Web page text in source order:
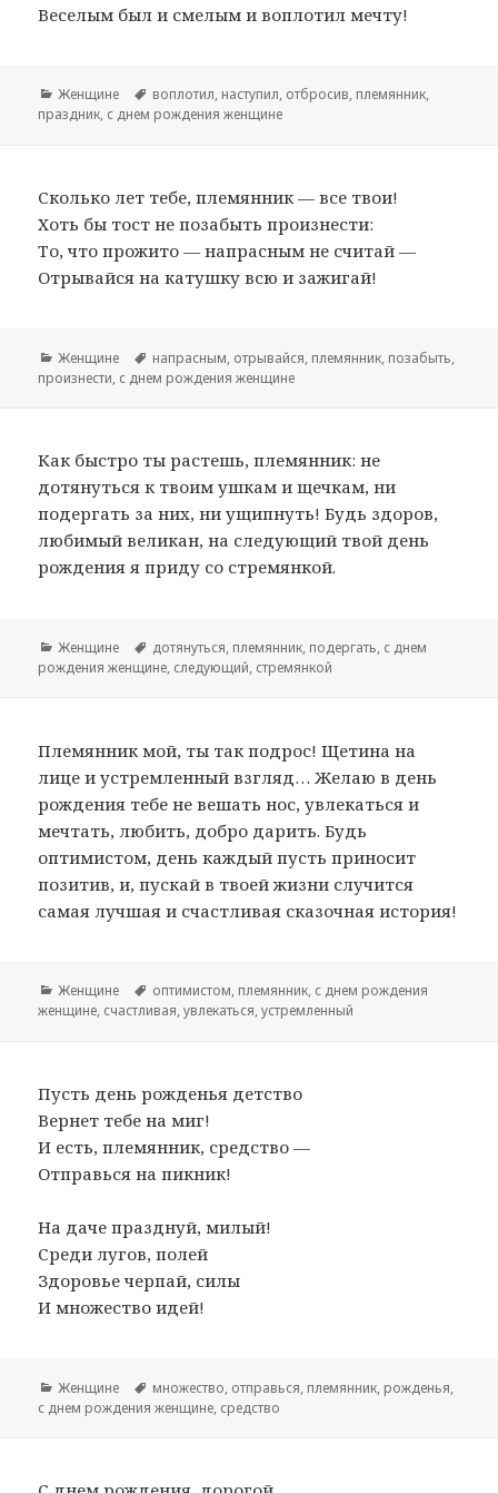
Веселым был и смелым и воплотил мечту!
Рубрики
Женщине Метки
воплотил, наступил, отбросив, племянник,
праздник, с днем рождения женщине
Сколько лет тебе, племянник — все твои!
Хоть бы тост не позабыть произнести:
То, что прожито — напрасным не считай —
Отрывайся на катушку всю и зажигай!
Рубрики
Женщине Метки
напрасным, отрывайся, племянник, позабыть,
произнести, с днем рождения женщине
Как быстро ты растешь, племянник: не
дотянуться к твоим ушкам и щечкам, ни
подергать за них, ни ущипнуть! Будь здоров,
любимый великан, на следующий твой день
рождения я приду со стремянкой.
Рубрики
Женщине Метки
дотянуться, племянник, подергать, с днем
рождения женщине, следующий, стремянкой
Племянник мой, ты так подрос! Щетина на
лице и устремленный взгляд… Желаю в день
рождения тебе не вешать нос, увлекаться и
мечтать, любить, добро дарить. Будь
оптимистом, день каждый пусть приносит
позитив, и, пускай в твоей жизни случится
самая лучшая и счастливая сказочная история!
Рубрики
Женщине Метки
оптимистом, племянник, с днем рождения
женщине, счастливая,увлекаться,устремленный
Пусть день рожденья детство
Вернет тебе на миг!
И есть, племянник, средство —
Отправься на пикник!
На даче празднуй, милый!
Среди лугов, полей
Здоровье черпай, силы
И множество идей!
Рубрики
Женщине Метки
множество, отправься, племянник, рожденья,
с днем рождения женщине, средство